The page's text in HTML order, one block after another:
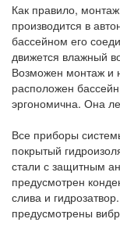
Как правило,
производится в
бассейном его
движется влажный
Возможен монтаж и
расположен
эргономична. Она
Все приборы
покрытый
стали с защитным
предусмотрен
слива и
предусмотрены